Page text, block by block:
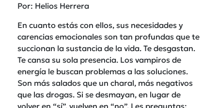
Por: Helios Herrera
En cuanto estás con ellos, sus necesidades y
carencias emocionales son tan profundas que te
succionan la sustancia de la vida. Te desgastan.
Te cansa su sola presencia. Los vampiros de
energía le buscan problemas a las soluciones.
Son más salados que un charal, más negativos
que las drogas. Si se desmayan, en lugar de
volver en “sí”, vuelven en “no”. Les preguntas: